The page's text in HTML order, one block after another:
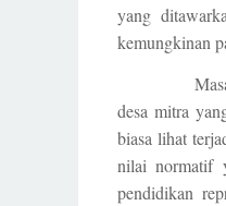
yang
kemungkinan
desa mitra
biasa lihat
nilai normatif
pendidikan